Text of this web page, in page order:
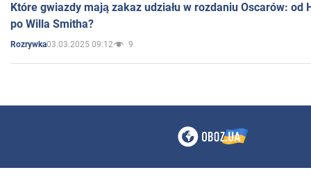
Które gwiazdy mają zakaz udziału w rozdaniu Oscarów: od
po Willa Smitha?
Rozrywka03.03.2025 09:12 9